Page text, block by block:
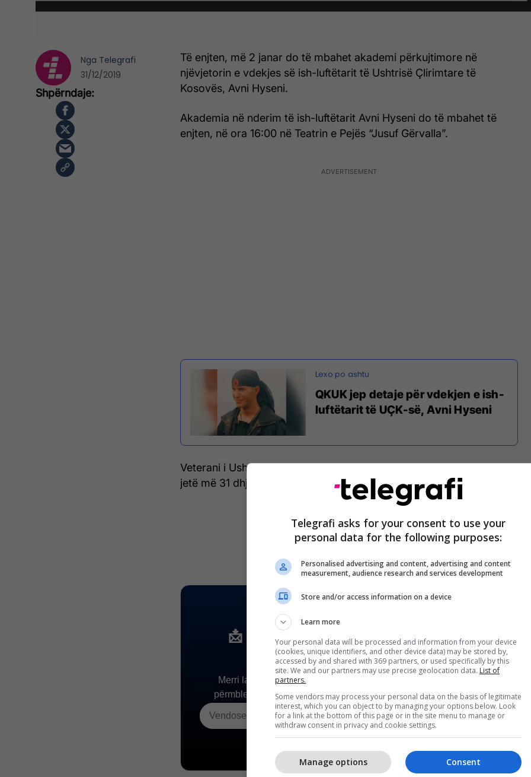
Të enjten, më 2 janar do të mbahet akademi përkujtimore në
njëvjetorin e vdekjes së ish-luftëtarit të Ushtrisë Çlirimtare të
Kosovës, Avni Hyseni.
Akademia në nderim të ish-luftëtarit Avni Hyseni do të mbahet të
enjten, në ora 16:00 në Teatrin e Pejës “Jusuf Gërvalla”.
QKUK jep detaje për vdekjen e ish-
luftëtarit të UÇK-së, Avni Hyseni
Veterani i Ushtrisë Çlirimtare të Kosovës, Avni Hyseni ka ndërruar
jetë më 31 dhjetor 2018, pas një sëmundje të rëndë. /Telegrafi/
Nga Telegrafi
31/12/2019
Telegrafi asks for your consent to use your
personal data for the following purposes:
Personalised advertising and content, advertising and content
measurement, audience research and services development
Store and/or access information on a device
Learn more
Your personal data will be processed and information from your device
(cookies, unique identifiers, and other device data) may be stored by,
accessed by and shared with 369 partners, or used specifically by this
site. We and our partners may use precise geolocation data. List of
partners.
Some vendors may process your personal data on the basis of legitimate
interest, which you can object to by managing your options below. Look
for a link at the bottom of this page or in the site menu to manage or
withdraw consent in privacy and cookie settings.
Consent
Manage options